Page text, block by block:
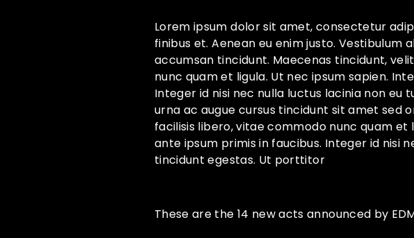
Lorem ipsum dolor sit amet, consectetur
finibus et. Aenean eu enim justo. Vestibulum
accumsan tincidunt. Maecenas tincidunt,
nunc quam et ligula. Ut nec ipsum sapien.
Integer id nisi nec nulla luctus lacinia non
urna ac augue cursus tincidunt sit amet
facilisis libero, vitae commodo nunc quam
ante ipsum primis in faucibus. Integer id nisi
tincidunt egestas. Ut porttitor
These are the 14 new acts announced by